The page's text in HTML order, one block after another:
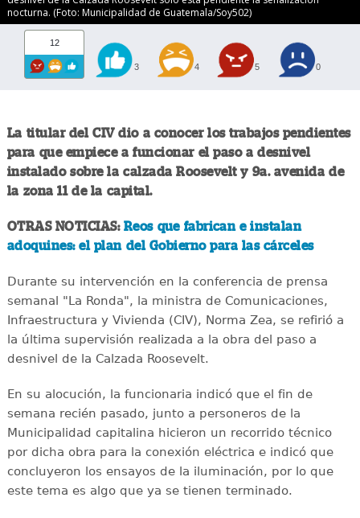
nocturna. (Foto: Municipalidad de Guatemala/Soy502)
12
3 4 5 0
La titular del CIV dio a conocer los trabajos pendientes
para que empiece a funcionar el paso a desnivel
instalado sobre la calzada Roosevelt y 9a. avenida de
la zona 11 de la capital.
OTRAS NOTICIAS: Reos que fabrican e instalan
adoquines: el plan del Gobierno para las cárceles
Durante su intervención en la conferencia de prensa
semanal "La Ronda", la ministra de Comunicaciones,
Infraestructura y Vivienda (CIV), Norma Zea, se refirió a
la última supervisión realizada a la obra del paso a
desnivel de la Calzada Roosevelt.
En su alocución, la funcionaria indicó que el fin de
semana recién pasado, junto a personeros de la
Municipalidad capitalina hicieron un recorrido técnico
por dicha obra para la conexión eléctrica e indicó que
concluyeron los ensayos de la iluminación, por lo que
este tema es algo que ya se tienen terminado.